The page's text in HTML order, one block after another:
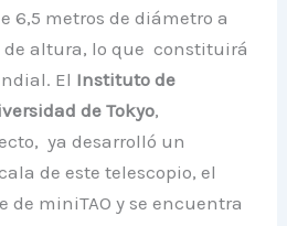
6,5 metros de diámetro a
de altura, lo que constituirá
El Instituto de
de Tokyo,
ya desarrolló un
de este telescopio, el
de miniTAO y se encuentra